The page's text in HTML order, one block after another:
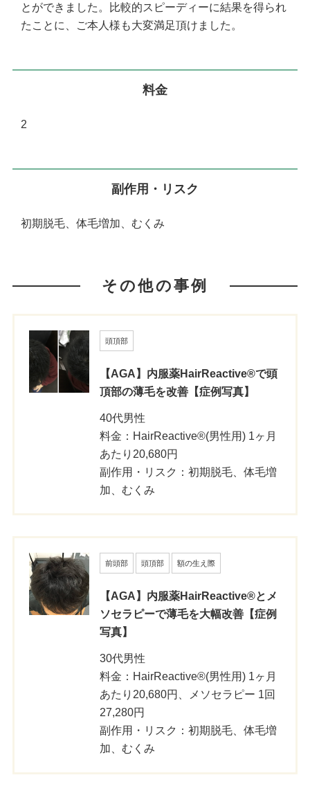
とができました。比較的スピーディーに結果を得られ
たことに、ご本人様も大変満足頂けました。
料金
2
副作用・リスク
初期脱毛、体毛増加、むくみ
その他の事例
頭頂部
【AGA】内服薬HairReactive®で頭
頂部の薄毛を改善【症例写真】
40代男性
料金：HairReactive®(男性用) 1ヶ月
あたり20,680円
副作用・リスク：初期脱毛、体毛増
加、むくみ
前頭部 頭頂部 額の生え際
【AGA】内服薬HairReactive®とメ
ソセラピーで薄毛を大幅改善【症例
写真】
30代男性
料金：HairReactive®(男性用) 1ヶ月
あたり20,680円、メソセラピー 1回
27,280円
副作用・リスク：初期脱毛、体毛増
加、むくみ